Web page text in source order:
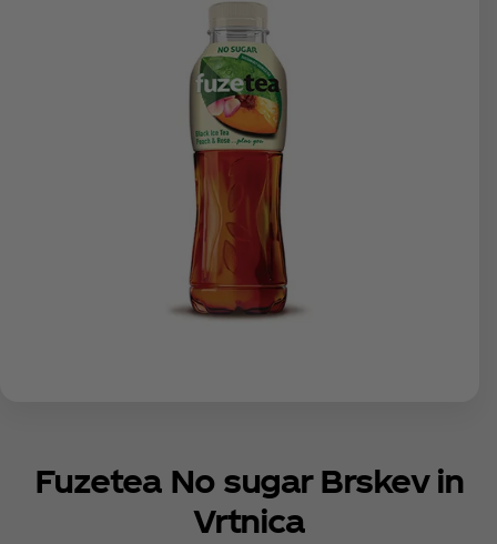
Fuzetea No sugar Brskev in
Vrtnica